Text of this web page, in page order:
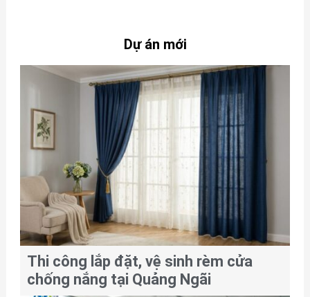
Dự án mới
Thi công lắp đặt, vệ sinh rèm cửa
chống nắng tại Quảng Ngãi